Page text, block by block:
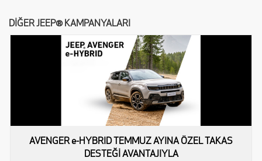
DİĞER JEEP® KAMPANYALARI
AVENGER e-HYBRID TEMMUZ AYINA ÖZEL TAKAS
DESTEĞİ AVANTAJIYLA